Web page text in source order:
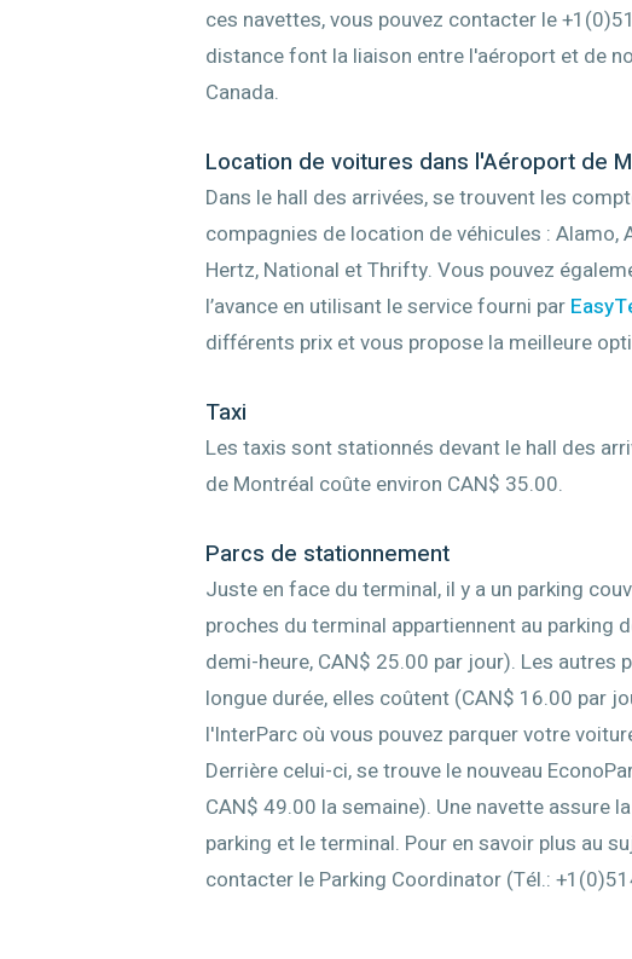
ces navettes, vous pouvez contacter le
distance font la liaison entre l'aéroport et de
Canada.
Location de voitures dans l'Aéroport de
Dans le hall des arrivées, se trouvent les
compagnies de location de véhicules : Alamo,
Hertz, National et Thrifty. Vous pouvez
l’avance en utilisant le service fourni par
différents prix et vous propose la meilleure
Taxi
Les taxis sont stationnés devant le hall des
de Montréal coûte environ CAN$ 35.00.
Parcs de stationnement
Juste en face du terminal, il y a un parking
proches du terminal appartiennent au parking
demi-heure, CAN$ 25.00 par jour). Les autres
longue durée, elles coûtent (CAN$ 16.00 par
l'InterParc où vous pouvez parquer votre
Derrière celui-ci, se trouve le nouveau
CAN$ 49.00 la semaine). Une navette assure
parking et le terminal. Pour en savoir plus au
contacter le Parking Coordinator (Tél.: